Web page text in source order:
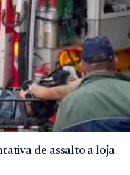
de assalto a loja